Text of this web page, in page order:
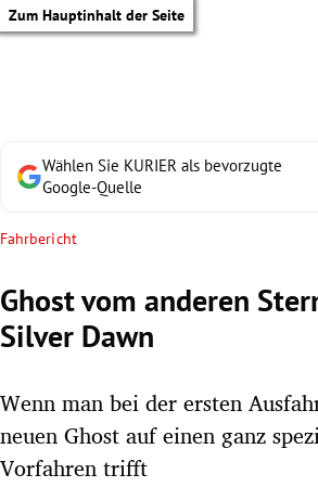
Zum Hauptinhalt der Seite
Untermenü
Wählen Sie KURIER als bevorzugte
Google-Quelle
Fahrbericht
Ghost vom anderen
Silver Dawn
Wenn man bei der ersten
neuen Ghost auf einen ganz
Vorfahren trifft